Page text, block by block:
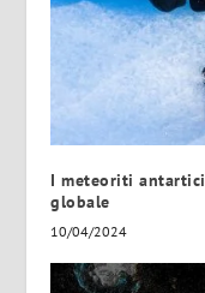
I meteoriti
globale
10/04/2024